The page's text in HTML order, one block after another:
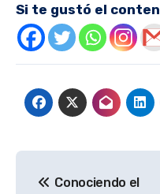
Si te gustó el
Conociendo el